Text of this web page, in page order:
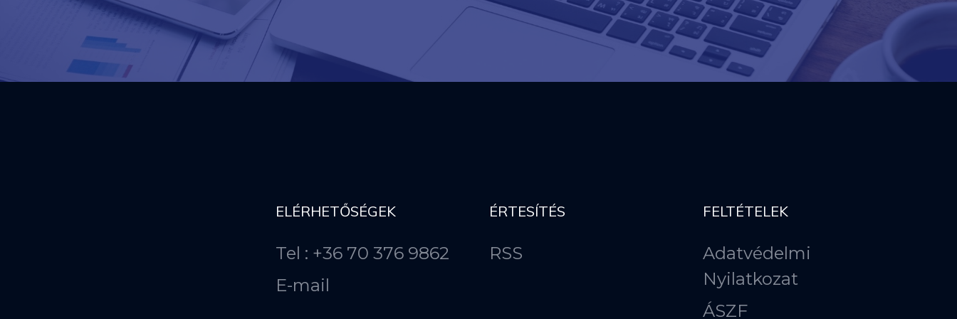
ELÉRHETŐSÉGEK
Tel : +36 70 376 9862
E-mail
ÉRTESÍTÉS
RSS
FELTÉTELEK
Adatvédelmi
Nyilatkozat
ÁSZF